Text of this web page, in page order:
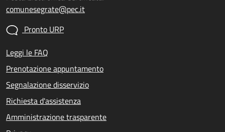
comunesegrate@pec.it
Pronto URP
Leggi le FAQ
Prenotazione appuntamento
Segnalazione disservizio
Richiesta d'assistenza
Amministrazione trasparente